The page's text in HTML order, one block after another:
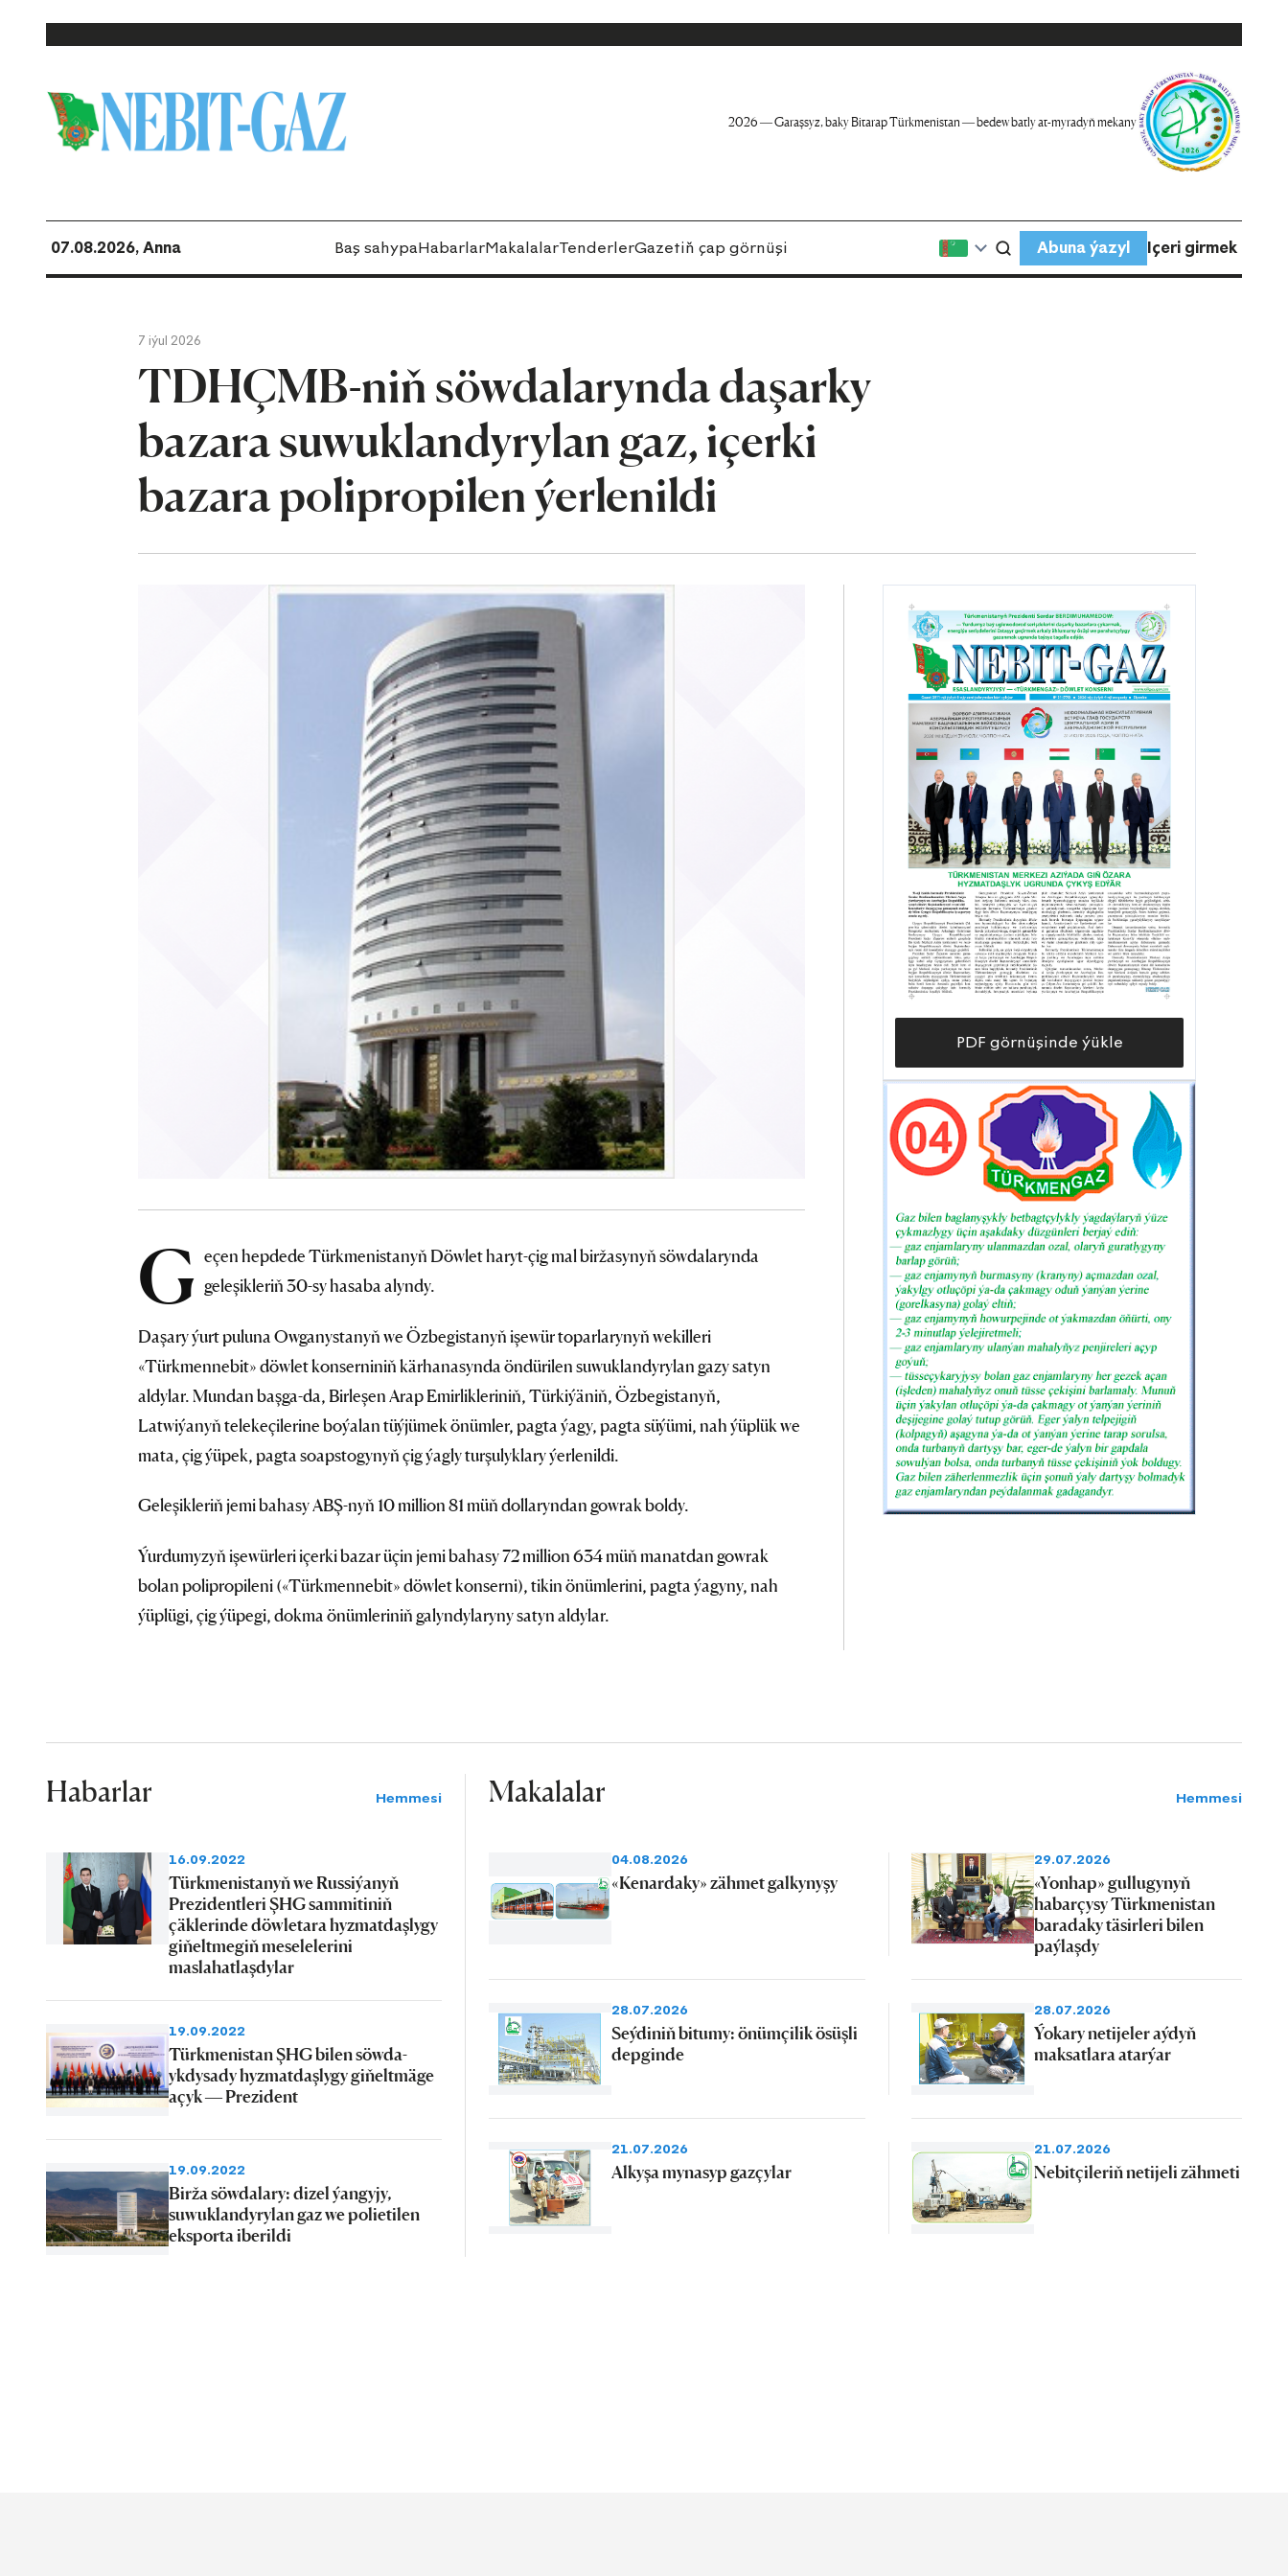
2026 — Garaşsyz, baky Bitarap Türkmenistan — bedew batly at-myradyň mekany
07.08.2026, Anna Baş sahypaHabarlarMakalalarTenderlerGazetiň çap görnüşi Abuna ýazyl Içeri girmek
7 iýul 2026
TDHÇMB-niň söwdalarynda daşarky
bazara suwuklandyrylan gaz, içerki
bazara polipropilen ýerlenildi
G eçen hepdede Türkmenistanyň Döwlet haryt-çig mal biržasynyň söwdalarynda
geleşikleriň 30-sy hasaba alyndy.
Daşary ýurt puluna Owganystanyň we Özbegistanyň işewür toparlarynyň wekilleri
«Türkmennebit» döwlet konserniniň kärhanasynda öndürilen suwuklandyrylan gazy satyn
aldylar. Mundan başga-da, Birleşen Arap Emirlikleriniň, Türkiýäniň, Özbegistanyň,
Latwiýanyň telekeçilerine boýalan tüýjümek önümler, pagta ýagy, pagta süýümi, nah ýüplük we
mata, çig ýüpek, pagta soapstogynyň çig ýagly turşulyklary ýerlenildi.
Geleşikleriň jemi bahasy ABŞ-nyň 10 million 81 müň dollaryndan gowrak boldy.
Ýurdumyzyň işewürleri içerki bazar üçin jemi bahasy 72 million 634 müň manatdan gowrak
bolan polipropileni («Türkmennebit» döwlet konserni), tikin önümlerini, pagta ýagyny, nah
ýüplügi, çig ýüpegi, dokma önümleriniň galyndylaryny satyn aldylar.
PDF görnüşinde ýükle
Habarlar Hemmesi
16.09.2022
Türkmenistanyň we Russiýanyň
Prezidentleri ŞHG sammitiniň
çäklerinde döwletara hyzmatdaşlygy
giňeltmegiň meselelerini
maslahatlaşdylar
19.09.2022
Türkmenistan ŞHG bilen söwda-
ykdysady hyzmatdaşlygy giňeltmäge
açyk — Prezident
19.09.2022
Birža söwdalary: dizel ýangyjy,
suwuklandyrylan gaz we polietilen
eksporta iberildi
Makalalar Hemmesi
04.08.2026
«Kenardaky» zähmet galkynyşy
29.07.2026
«Yonhap» gullugynyň
habarçysy Türkmenistan
baradaky täsirleri bilen
paýlaşdy
28.07.2026
Seýdiniň bitumy: önümçilik ösüşli
depginde
28.07.2026
Ýokary netijeler aýdyň
maksatlara atarýar
21.07.2026
Alkyşa mynasyp gazçylar
21.07.2026
Nebitçileriň netijeli zähmeti